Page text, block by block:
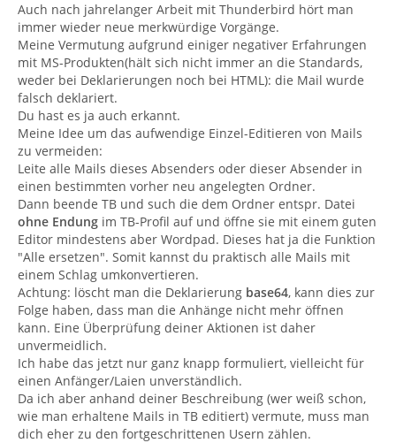
Auch nach jahrelanger Arbeit mit Thunderbird hört man
immer wieder neue merkwürdige Vorgänge.
Meine Vermutung aufgrund einiger negativer Erfahrungen
mit MS-Produkten(hält sich nicht immer an die Standards,
weder bei Deklarierungen noch bei HTML): die Mail wurde
falsch deklariert.
Du hast es ja auch erkannt.
Meine Idee um das aufwendige Einzel-Editieren von Mails
zu vermeiden:
Leite alle Mails dieses Absenders oder dieser Absender in
einen bestimmten vorher neu angelegten Ordner.
Dann beende TB und such die dem Ordner entspr. Datei
ohne Endung im TB-Profil auf und öffne sie mit einem guten
Editor mindestens aber Wordpad. Dieses hat ja die Funktion
"Alle ersetzen". Somit kannst du praktisch alle Mails mit
einem Schlag umkonvertieren.
Achtung: löscht man die Deklarierung base64, kann dies zur
Folge haben, dass man die Anhänge nicht mehr öffnen
kann. Eine Überprüfung deiner Aktionen ist daher
unvermeidlich.
Ich habe das jetzt nur ganz knapp formuliert, vielleicht für
einen Anfänger/Laien unverständlich.
Da ich aber anhand deiner Beschreibung (wer weiß schon,
wie man erhaltene Mails in TB editiert) vermute, muss man
dich eher zu den fortgeschrittenen Usern zählen.